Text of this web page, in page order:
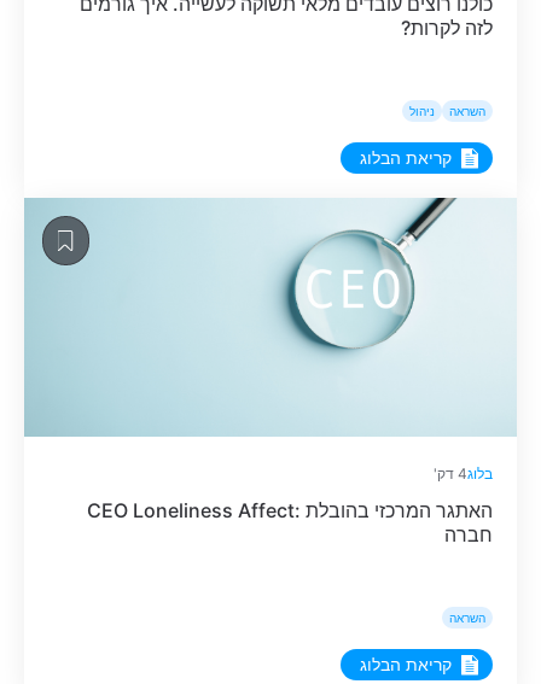
לזה לקרות?
השראה ניהול
קריאת הבלוג
בלוג4 דק'
CEO Loneliness Affect: האתגר המרכזי בהובלת
חברה
השראה
קריאת הבלוג